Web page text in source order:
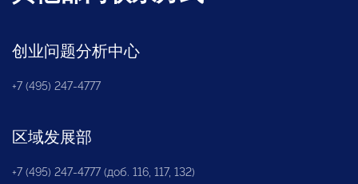
创业问题分析中心
+7 (495) 247-4777
区域发展部
+7 (495) 247-4777 (доб. 116, 117, 132)